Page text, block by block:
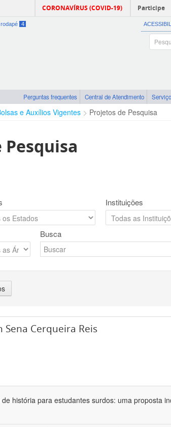
CORONAVÍRUS (COVID-19) Participe
4
Perguntas frequentes Central de Atendimento
e Auxílios Vigentes Projetos de Pesquisa
Instituições
Busca
Sena Cerqueira Reis
história para estudantes surdos: uma proposta